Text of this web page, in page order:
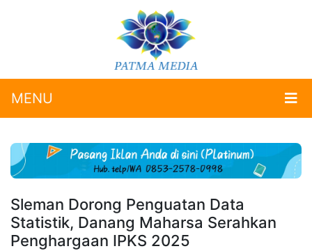
MENU
Sleman Dorong Penguatan Data
Statistik, Danang Maharsa Serahkan
Penghargaan IPKS 2025